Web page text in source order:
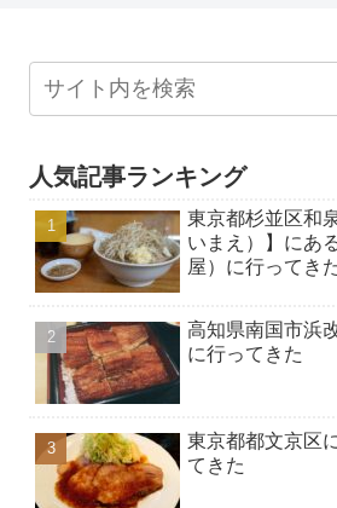
人気記事ランキング
東京都杉並区和
いまえ）】にあ
屋）に行ってき
高知県南国市浜
に行ってきた
東京都都文京区
てきた